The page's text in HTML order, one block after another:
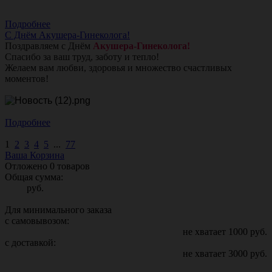
Подробнее
С Днём Акушера-Гинеколога!
Поздравляем с Днём Акушера-Гинеколога!
Спасибо за ваш труд, заботу и тепло!
Желаем вам любви, здоровья и множество счастливых
моментов!
Подробнее
1 2 3 4 5 ... 77
Ваша Корзина
Отложено 0 товаров
Общая сумма:
руб.
Для минимального заказа
с самовывозом:
не хватает 1000 руб.
с доставкой:
не хватает 3000 руб.